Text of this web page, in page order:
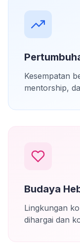
Kesempatan
mentorship,
Budaya
Lingkungan
dihargai dan